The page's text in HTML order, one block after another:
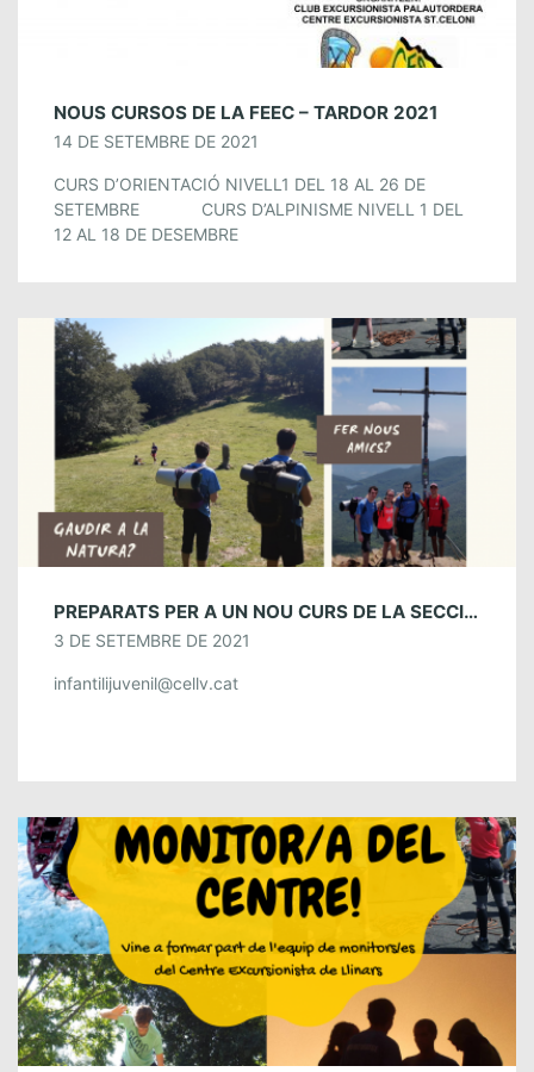
NOUS CURSOS DE LA FEEC – TARDOR 2021
14 DE SETEMBRE DE 2021
CURS D’ORIENTACIÓ NIVELL1 DEL 18 AL 26 DE
SETEMBRE CURS D’ALPINISME NIVELL 1 DEL
12 AL 18 DE DESEMBRE
PREPARATS PER A UN NOU CURS DE LA SECCIÓ INFANTIL I JUVENIL
3 DE SETEMBRE DE 2021
infantilijuvenil@cellv.cat